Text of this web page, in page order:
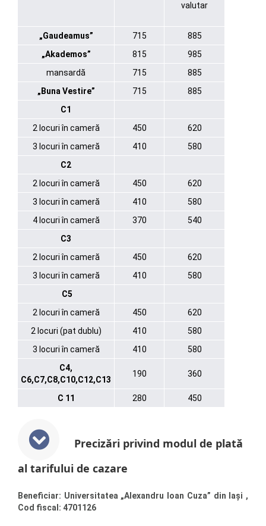
valutar
„Gaudeamus” 715
885
„Akademos”
815
985
mansardă
715
885
„Buna Vestire”
715
885
C1
2 locuri în cameră
450
620
3 locuri în cameră
410
580
C2
2 locuri în cameră
450
620
3 locuri în cameră
410
580
4 locuri în cameră
370
540
C3
2 locuri în cameră
450
620
3 locuri în cameră
410
580
C5
2 locuri în cameră
450
620
2 locuri (pat dublu)
410
580
3 locuri în cameră
410
580
C4,
C6,C7,C8,C10,C12,C13
190 360
C 11 280 450
Precizări privind modul de plată
al tarifului de cazare
Beneficiar: Universitatea „Alexandru Ioan Cuza” din Iași ,
Cod fiscal: 4701126